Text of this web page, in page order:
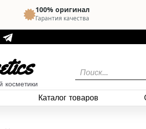
100% оригинал
Гарантия качества
косметики
Каталог товаров